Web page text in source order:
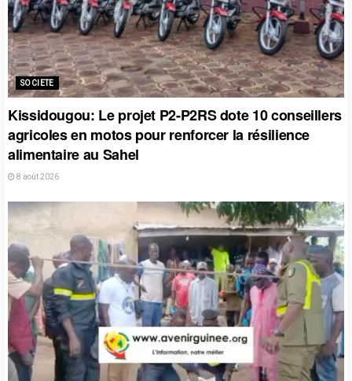
SOCIETE
Kissidougou: Le projet P2-P2RS dote 10 conseillers
agricoles en motos pour renforcer la résilience
alimentaire au Sahel
8 août 2026